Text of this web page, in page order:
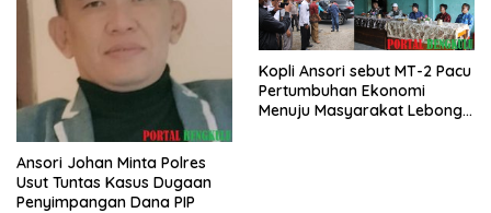
Ansori Johan Minta Polres
Usut Tuntas Kasus Dugaan
Penyimpangan Dana PIP
Kopli Ansori sebut MT-2 Pacu
Pertumbuhan Ekonomi
Menuju Masyarakat Lebong